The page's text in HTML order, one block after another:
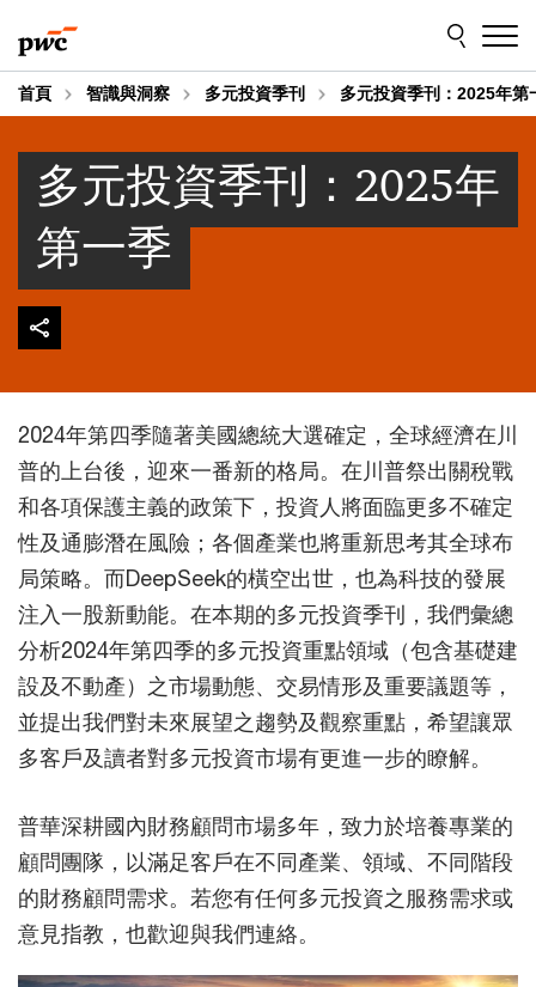
to
content
to
footer
首頁 智識與洞察 多元投資季刊 多元投資季刊：2025年第
多元投資季刊：2025年
第一季
2024年第四季隨著美國總統大選確定，全球經濟在川
普的上台後，迎來一番新的格局。在川普祭出關稅戰
和各項保護主義的政策下，投資人將面臨更多不確定
性及通膨潛在風險；各個產業也將重新思考其全球布
局策略。而DeepSeek的橫空出世，也為科技的發展
注入一股新動能。在本期的多元投資季刊，我們彙總
分析2024年第四季的多元投資重點領域（包含基礎建
設及不動產）之市場動態、交易情形及重要議題等，
並提出我們對未來展望之趨勢及觀察重點，希望讓眾
多客戶及讀者對多元投資市場有更進一步的瞭解。
普華深耕國內財務顧問市場多年，致力於培養專業的
顧問團隊，以滿足客戶在不同產業、領域、不同階段
的財務顧問需求。若您有任何多元投資之服務需求或
意見指教，也歡迎與我們連絡。